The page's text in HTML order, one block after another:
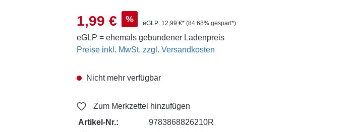
Verkaufspreis:
1,99 € % eGLP: 12,99 €* (84.68% gespart*)
eGLP = ehemals gebundener Ladenpreis
Preise inkl. MwSt. zzgl. Versandkosten
Nicht mehr verfügbar
Zum Merkzettel hinzufügen
Artikel-Nr.:
9783868826210R